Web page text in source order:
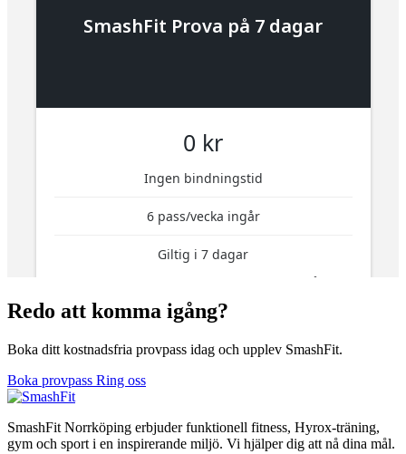
Redo att komma igång?
Boka ditt kostnadsfria provpass idag och upplev SmashFit.
Boka provpass Ring oss
SmashFit Norrköping erbjuder funktionell fitness, Hyrox-träning,
gym och sport i en inspirerande miljö. Vi hjälper dig att nå dina mål.